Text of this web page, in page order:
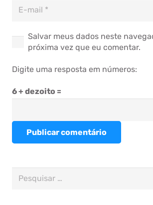
Salvar meus dados neste
próxima vez que eu comentar.
Digite uma resposta em números:
6 + dezoito =
Publicar comentário
Pesquisar